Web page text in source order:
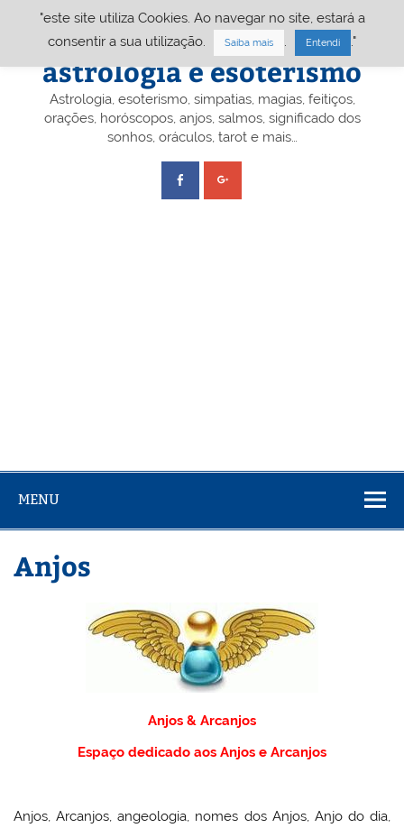
Portal A&E – Portal
astrologia e esoterismo
Astrologia, esoterismo, simpatias, magias, feitiços,
orações, horóscopos, anjos, salmos, significado dos
sonhos, oráculos, tarot e mais…
MENU
Anjos
Anjos & Arcanjos
Espaço dedicado aos Anjos e Arcanjos
Anjos, Arcanjos, angeologia, nomes dos Anjos, Anjo do dia,
"este site utiliza Cookies. Ao navegar no site, estará a
consentir a sua utilização.
Saiba mais Entendi ."